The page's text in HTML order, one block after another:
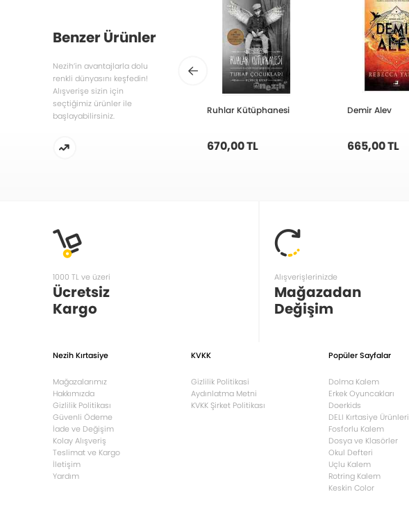
Benzer Ürünler
Nezih’in avantajlarla dolu
renkli dünyasını keşfedin!
Alışverişe sizin için
seçtiğimiz ürünler ile
başlayabilirsiniz.
Ruhlar Kütüphanesi
670,00 TL
Demir Alev
665,00 TL
1000 TL ve üzeri
Ücretsiz
Kargo
Alışverişlerinizde
Mağazadan
Değişim
Nezih Kırtasiye
Mağazalarımız
Hakkımızda
Gizlilik Politikası
Güvenli Ödeme
İade ve Değişim
Kolay Alışveriş
Teslimat ve Kargo
İletişim
Yardım
KVKK
Gizlilik Politikasi
Aydınlatma Metni
KVKK Şirket Politikası
Popüler Sayfalar
Dolma Kalem
Erkek Oyuncakları
Doerkids
DELI Kırtasiye Ürünleri
Fosforlu Kalem
Dosya ve Klasörler
Okul Defteri
Uçlu Kalem
Rotring Kalem
Keskin Color